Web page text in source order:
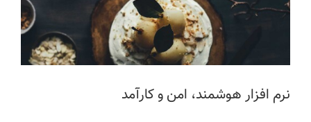
نرم افزار هوشمند، امن و کارآمد